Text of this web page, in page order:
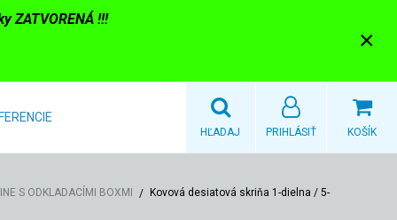
ZATVORENÁ !!!
×
KOŠÍK
PRIHLÁSIŤ
HĽADAJ
S ODKLADACÍMI BOXMI Kovová desiatová skriňa 1-dielna / 5-